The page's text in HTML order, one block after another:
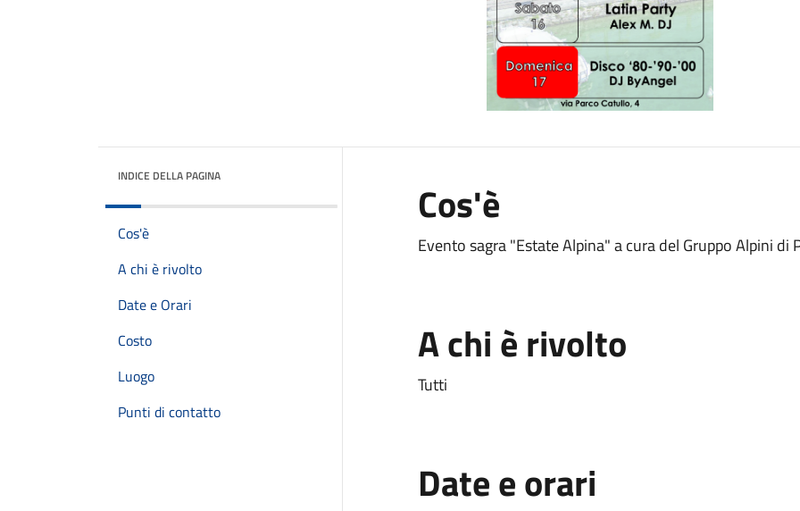
INDICE DELLA PAGINA
Cos'è
A chi è rivolto
Date e Orari
Costo
Luogo
Punti di contatto
Cos'è
Evento sagra "Estate Alpina" a cura del Gruppo Alpini di
A chi è rivolto
Tutti
Date e orari